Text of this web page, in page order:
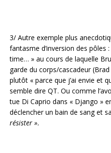
3/ Autre exemple plus
fantasme d’inversion des pôles
time… » au cours de laquelle
garde du corps/cascadeur
plutôt « parce que j’ai envie et
semble dire QT. Ou comme
tue Di Caprio dans « Django »
déclencher un bain de sang et
résister ».